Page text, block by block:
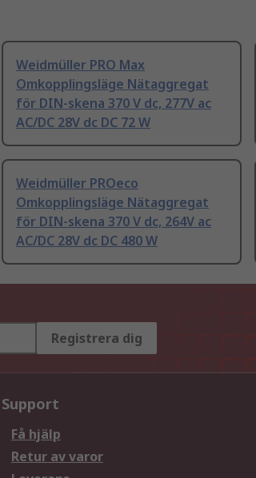
Weidmüller PRO Max
Omkopplingsläge Nätaggregat
för DIN-skena 370 V dc, 277V ac
AC/DC 28V dc DC 72 W
Weidmüller PROeco
Omkopplingsläge Nätaggregat
för DIN-skena 370 V dc, 264V ac
AC/DC 28V dc DC 480 W
Registrera dig
Support
Få hjälp
Retur av varor